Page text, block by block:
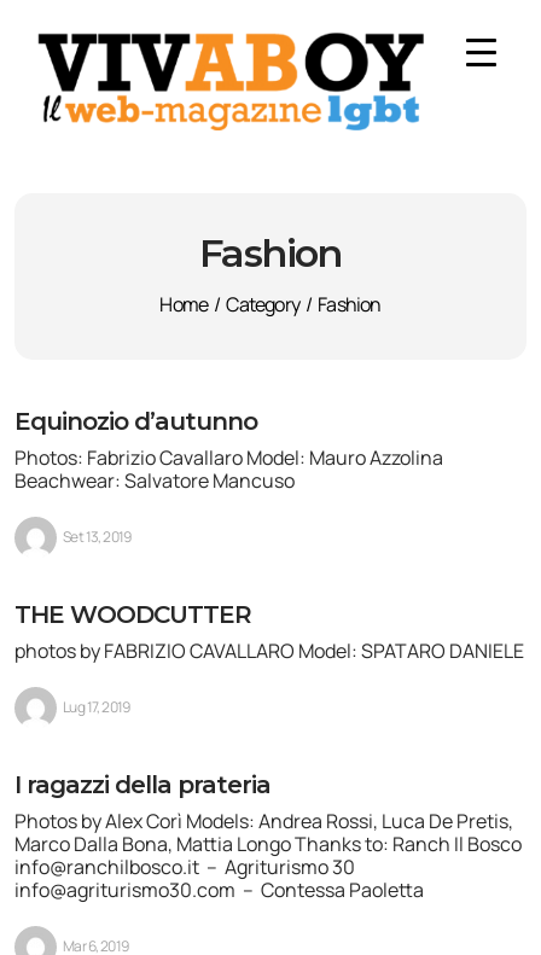
Fashion
Home / Category / Fashion
Equinozio d’autunno
Photos: Fabrizio Cavallaro Model: Mauro Azzolina
Beachwear: Salvatore Mancuso
Set 13, 2019
THE WOODCUTTER
photos by FABRIZIO CAVALLARO Model: SPATARO DANIELE
Lug 17, 2019
I ragazzi della prateria
Photos by Alex Corì Models: Andrea Rossi, Luca De Pretis,
Marco Dalla Bona, Mattia Longo Thanks to: Ranch Il Bosco
info@ranchilbosco.it – Agriturismo 30
info@agriturismo30.com – Contessa Paoletta
Mar 6, 2019